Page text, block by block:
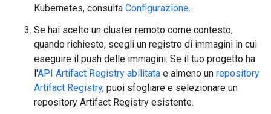
Kubernetes, consulta Configurazione.
Se hai scelto un cluster remoto come contesto,
quando richiesto, scegli un registro di immagini in cui
eseguire il push delle immagini. Se il tuo progetto ha
l'API Artifact Registry abilitata e almeno un repository
Artifact Registry, puoi sfogliare e selezionare un
repository Artifact Registry esistente.